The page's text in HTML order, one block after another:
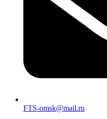
FTS-omsk@mail.ru